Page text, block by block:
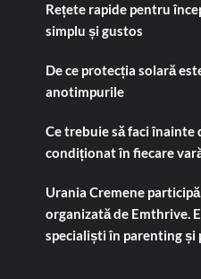
Rețete rapide pentru
simplu și gustos
De ce protecția solară
anotimpurile
Ce trebuie să faci înainte
condiționat în fiecare
Urania Cremene
organizată de Emthrive.
specialiști în parenting și